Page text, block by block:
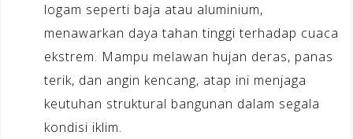
logam seperti baja atau aluminium,
menawarkan daya tahan tinggi terhadap cuaca
ekstrem. Mampu melawan hujan deras, panas
terik, dan angin kencang, atap ini menjaga
keutuhan struktural bangunan dalam segala
kondisi iklim.